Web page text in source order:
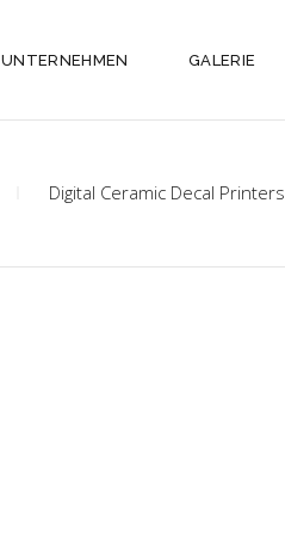
UNTERNEHMEN GALERIE
Digital Ceramic Decal Printers